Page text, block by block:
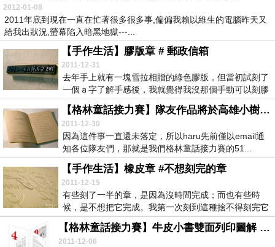
2012-01-08
2011年底到現在一直在忙著很多很多事,偏偏我賴以維生的電腦昨天又
給我出狀況,螢幕陷入暗黑地獄---...
【手作生活】膠版章 # 郵政信箱
2011-12-31
去年手上就有一塊雪拉相贈的綠色膠版，但當初試刻了
一個ａ字了解手感後，我就覺得我沒那個手勁可以刻膠
版。...
【格林童話接力賽】隊友作品將於高雄小樹繪本咖啡館公開展出
2011-12-30
因為這件事一直還未落定，所以haru先前僅以email通
知各位隊友們，那就是我們格林童話接力賽的51...
【手作生活】橡皮章 #不想刻完的章
2011-12-15
有些刻了一半的章，是因為沒時間完成；而也有些時
候，是不想把它完成。我第一次刻到這種捨不得刻完它
的橡皮...
【格林童話接力賽】牛皮小書雙面列印圖解 (12/7補說明)
2011-12-06